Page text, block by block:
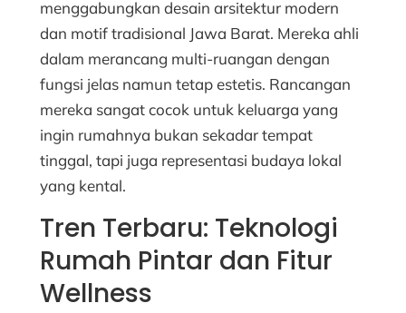
menggabungkan desain arsitektur modern
dan motif tradisional Jawa Barat. Mereka ahli
dalam merancang multi-ruangan dengan
fungsi jelas namun tetap estetis. Rancangan
mereka sangat cocok untuk keluarga yang
ingin rumahnya bukan sekadar tempat
tinggal, tapi juga representasi budaya lokal
yang kental.
Tren Terbaru: Teknologi
Rumah Pintar dan Fitur
Wellness